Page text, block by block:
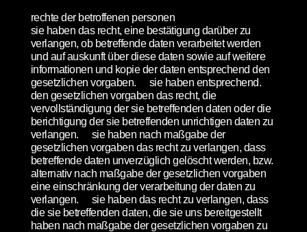
rechte der betroffenen personen
sie haben das recht, eine bestätigung darüber zu
verlangen, ob betreffende daten verarbeitet werden
und auf auskunft über diese daten sowie auf weitere
informationen und kopie der daten entsprechend den
gesetzlichen vorgaben. sie haben entsprechend.
den gesetzlichen vorgaben das recht, die
vervollständigung der sie betreffenden daten oder die
berichtigung der sie betreffenden unrichtigen daten zu
verlangen. sie haben nach maßgabe der
gesetzlichen vorgaben das recht zu verlangen, dass
betreffende daten unverzüglich gelöscht werden, bzw.
alternativ nach maßgabe der gesetzlichen vorgaben
eine einschränkung der verarbeitung der daten zu
verlangen. sie haben das recht zu verlangen, dass
die sie betreffenden daten, die sie uns bereitgestellt
haben nach maßgabe der gesetzlichen vorgaben zu